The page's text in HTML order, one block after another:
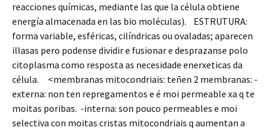
reacciones químicas, mediante las que la célula obtiene
energía almacenada en las bio moléculas). ESTRUTURA:
forma variable, esféricas, cilíndricas ou ovaladas; aparecen
illasas pero podense dividir e fusionar e desprazanse polo
citoplasma como resposta as necesidade enerxeticas da
célula. <membranas mitocondriais: teñen 2 membranas: -
externa: non ten repregamentos e é moi permeable xa q te
moitas poribas. -interna: son pouco permeables e moi
selectiva con moitas cristas mitocondriais q aumentan a